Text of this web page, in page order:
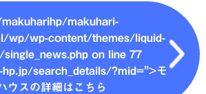
makuhari-
wp/wp-content/themes/liquid-
single_news.php on line 77
search_details/?mid=">モ
ウスの詳細はこちら